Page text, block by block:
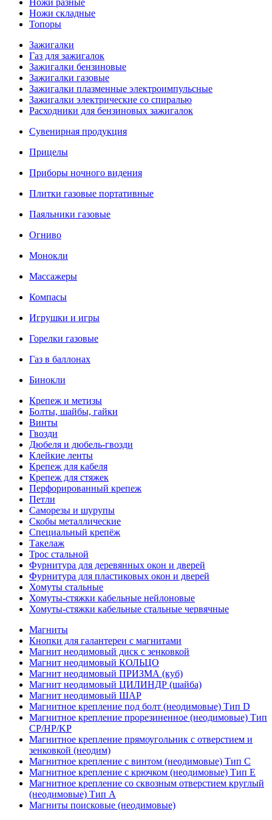
Ножи разные
Ножи складные
Топоры
Зажигалки
Газ для зажигалок
Зажигалки бензиновые
Зажигалки газовые
Зажигалки плазменные электроимпульсные
Зажигалки электрические со спиралью
Расходники для бензиновых зажигалок
Сувенирная продукция
Прицелы
Приборы ночного видения
Плитки газовые портативные
Паяльники газовые
Огниво
Монокли
Массажеры
Компасы
Игрушки и игры
Горелки газовые
Газ в баллонах
Бинокли
Крепеж и метизы
Болты, шайбы, гайки
Винты
Гвозди
Дюбеля и дюбель-гвозди
Клейкие ленты
Крепеж для кабеля
Крепеж для стяжек
Перфорированный крепеж
Петли
Саморезы и шурупы
Скобы металлические
Специальный крепёж
Такелаж
Трос стальной
Фурнитура для деревянных окон и дверей
Фурнитура для пластиковых окон и дверей
Хомуты стальные
Хомуты-стяжки кабельные нейлоновые
Хомуты-стяжки кабельные стальные червячные
Магниты
Кнопки для галантереи с магнитами
Магнит неодимовый диск с зенковкой
Магнит неодимовый КОЛЬЦО
Магнит неодимовый ПРИЗМА (куб)
Магнит неодимовый ЦИЛИНДР (шайба)
Магнит неодимовый ШАР
Магнитное крепление под болт (неодимовые) Тип D
Магнитное крепление прорезиненное (неодимовые) Тип
CP/HP/KP
Магнитное крепление прямоугольник с отверстием и
зенковкой (неодим)
Магнитное крепление с винтом (неодимовые) Тип С
Магнитное крепление с крючком (неодимовые) Тип Е
Магнитное крепление со сквозным отверстием круглый
(неодимовые) Тип А
Магниты поисковые (неодимовые)